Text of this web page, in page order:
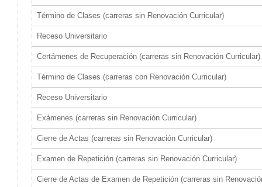
Término de Clases (carreras sin Renovación Curricular)
Receso Universitario
Certámenes de Recuperación (carreras sin Renovación Curricular)
Término de Clases (carreras con Renovación Curricular)
Receso Universitario
Exámenes (carreras sin Renovación Curricular)
Cierre de Actas (carreras sin Renovación Curricular)
Examen de Repetición (carreras sin Renovación Curricular)
Cierre de Actas de Examen de Repetición (carreras sin